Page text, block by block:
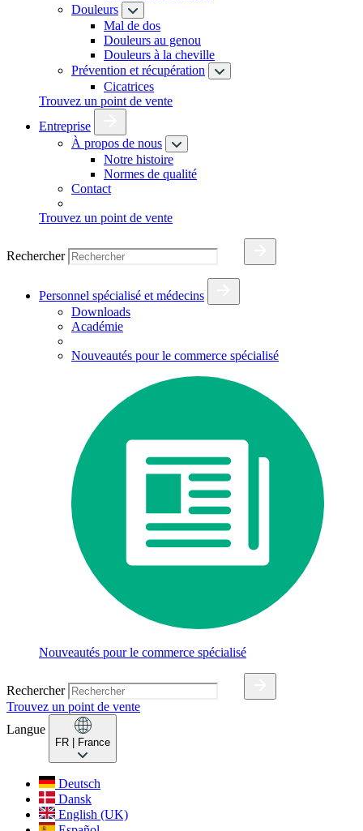
Douleurs
Mal de dos
Douleurs au genou
Douleurs à la cheville
Prévention et récupération
Cicatrices
Trouvez un point de vente
Entreprise
À propos de nous
Notre histoire
Normes de qualité
Contact
Trouvez un point de vente
Rechercher
Personnel spécialisé et médecins
Downloads
Académie
Nouveautés pour le commerce spécialisé
Nouveautés pour le commerce spécialisé
Rechercher
Trouvez un point de vente
Langue
FR | France
Deutsch
Dansk
English (UK)